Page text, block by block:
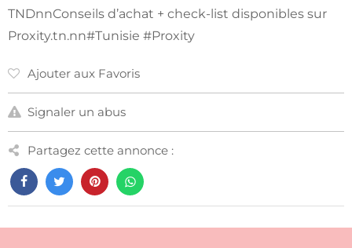
TNDnnConseils d’achat + check-list disponibles sur
Proxity.tn.nn#Tunisie #Proxity
Ajouter aux Favoris
Signaler un abus
Partagez cette annonce :